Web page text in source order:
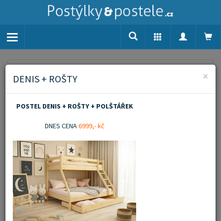
Toggle
×
DENIS + ROŠTY
POSTEL DENIS + ROŠTY + POLŠTÁŘEK
DNES CENA6999,- kč